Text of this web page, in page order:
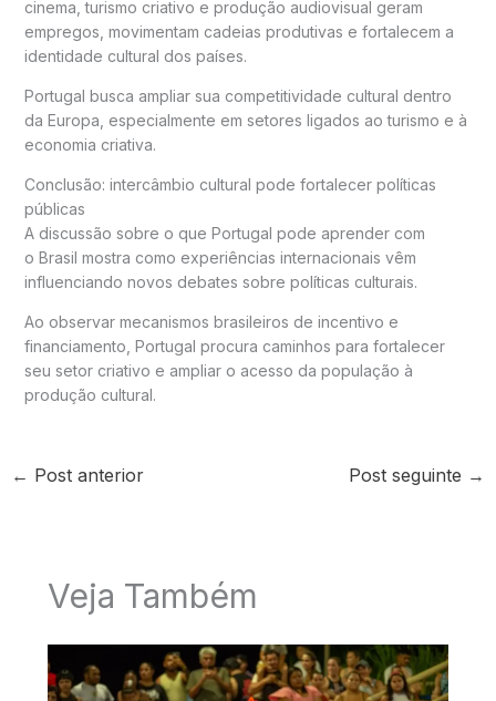
cinema, turismo criativo e produção audiovisual geram
empregos, movimentam cadeias produtivas e fortalecem a
identidade cultural dos países.
Portugal busca ampliar sua competitividade cultural dentro
da Europa, especialmente em setores ligados ao turismo e à
economia criativa.
Conclusão: intercâmbio cultural pode fortalecer políticas
públicas
A discussão sobre o que Portugal pode aprender com
o Brasil mostra como experiências internacionais vêm
influenciando novos debates sobre políticas culturais.
Ao observar mecanismos brasileiros de incentivo e
financiamento, Portugal procura caminhos para fortalecer
seu setor criativo e ampliar o acesso da população à
produção cultural.
← Post anterior Post seguinte →
Veja Também